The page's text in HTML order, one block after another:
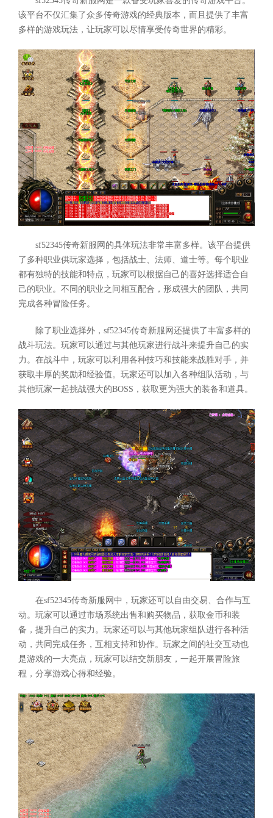
该平台不仅汇集了众多传奇游戏的经典版本，而且提供了丰富
多样的游戏玩法，让玩家可以尽情享受传奇世界的精彩。
sf52345传奇新服网的具体玩法非常丰富多样。该平台提供
了多种职业供玩家选择，包括战士、法师、道士等。每个职业
都有独特的技能和特点，玩家可以根据自己的喜好选择适合自
己的职业。不同的职业之间相互配合，形成强大的团队，共同
完成各种冒险任务。
除了职业选择外，sf52345传奇新服网还提供了丰富多样的
战斗玩法。玩家可以通过与其他玩家进行战斗来提升自己的实
力。在战斗中，玩家可以利用各种技巧和技能来战胜对手，并
获取丰厚的奖励和经验值。玩家还可以加入各种组队活动，与
其他玩家一起挑战强大的BOSS，获取更为强大的装备和道具。
在sf52345传奇新服网中，玩家还可以自由交易、合作与互
动。玩家可以通过市场系统出售和购买物品，获取金币和装
备，提升自己的实力。玩家还可以与其他玩家组队进行各种活
动，共同完成任务，互相支持和协作。玩家之间的社交互动也
是游戏的一大亮点，玩家可以结交新朋友，一起开展冒险旅
程，分享游戏心得和经验。